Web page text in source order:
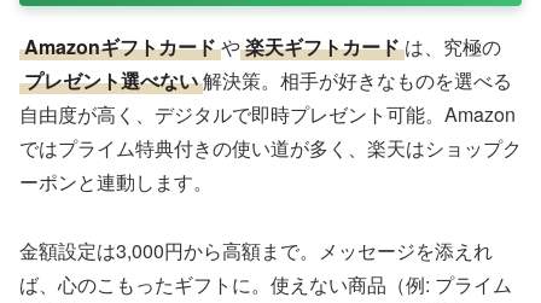
Amazonでギフト設定のコツ
Amazonでプレゼントを贈る際は、商品詳細ページの
ギフ
トの設定 を活用。カート追加時にチェックを入れ、レジ
で住所とオプションを設定します。すべての商品で可能で
はないので、表示がない場合はカテゴリー違いを疑いまし
ギフトカードは特に柔軟で、使えない商品があっても安